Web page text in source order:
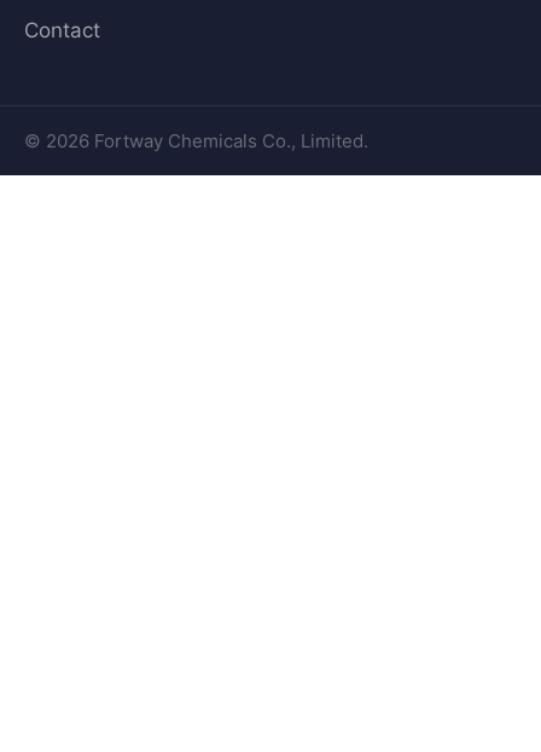
Contact
© 2026 Fortway Chemicals Co., Limited.